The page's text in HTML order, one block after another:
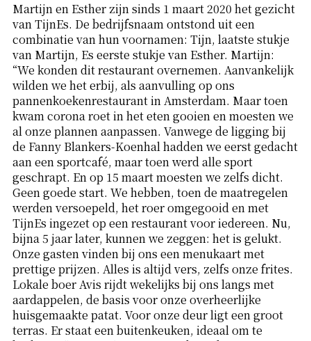
Martijn en Esther zijn sinds 1 maart 2020 het gezicht
van TijnEs. De bedrijfsnaam ontstond uit een
combinatie van hun voornamen: Tijn, laatste stukje
van Martijn, Es eerste stukje van Esther. Martijn:
“We konden dit restaurant overnemen. Aanvankelijk
wilden we het erbij, als aanvulling op ons
pannenkoekenrestaurant in Amsterdam. Maar toen
kwam corona roet in het eten gooien en moesten we
al onze plannen aanpassen. Vanwege de ligging bij
de Fanny Blankers-Koenhal hadden we eerst gedacht
aan een sportcafé, maar toen werd alle sport
geschrapt. En op 15 maart moesten we zelfs dicht.
Geen goede start. We hebben, toen de maatregelen
werden versoepeld, het roer omgegooid en met
TijnEs ingezet op een restaurant voor iedereen. Nu,
bijna 5 jaar later, kunnen we zeggen: het is gelukt.
Onze gasten vinden bij ons een menukaart met
prettige prijzen. Alles is altijd vers, zelfs onze frites.
Lokale boer Avis rijdt wekelijks bij ons langs met
aardappelen, de basis voor onze overheerlijke
huisgemaakte patat. Voor onze deur ligt een groot
terras. Er staat een buitenkeuken, ideaal om te